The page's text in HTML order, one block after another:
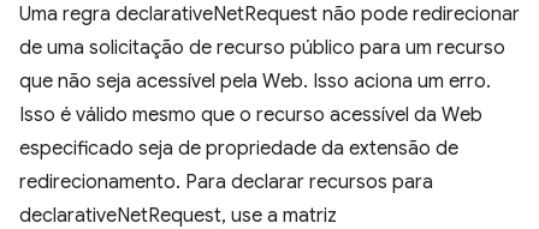
Uma regra declarativeNetRequest não pode redirecionar
de uma solicitação de recurso público para um recurso
que não seja acessível pela Web. Isso aciona um erro.
Isso é válido mesmo que o recurso acessível da Web
especificado seja de propriedade da extensão de
redirecionamento. Para declarar recursos para
declarativeNetRequest, use a matriz